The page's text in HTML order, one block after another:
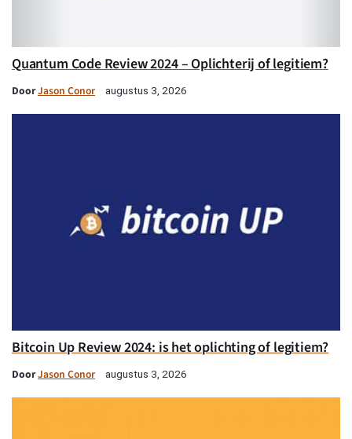
Quantum Code Review 2024 – Oplichterij of legitiem?
DoorJason Conor augustus 3, 2026
Bitcoin Up Review 2024: is het oplichting of legitiem?
DoorJason Conor augustus 3, 2026